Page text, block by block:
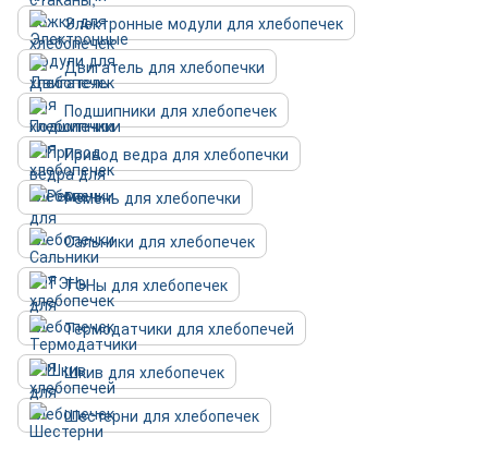
Электронные модули для хлебопечек
Двигатель для хлебопечки
Подшипники для хлебопечек
Привод ведра для хлебопечки
Ремень для хлебопечки
Сальники для хлебопечек
ТЭНы для хлебопечек
Термодатчики для хлебопечей
Шкив для хлебопечек
Шестерни для хлебопечек